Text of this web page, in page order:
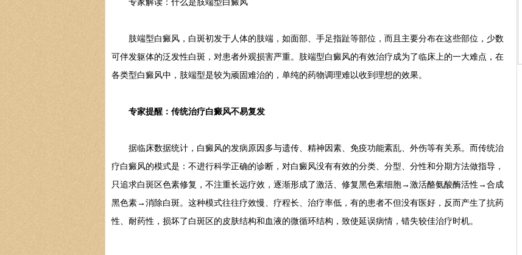
肢端型白癜风，白斑初发于人体的肢端，如面部、手足指趾等部位，而且主要分布在这些部位，少数
可伴发躯体的泛发性白斑，对患者外观损害严重。肢端型白癜风的有效治疗成为了临床上的一大难点，在
各类型白癜风中，肢端型是较为顽固难治的，单纯的药物调理难以收到理想的效果。
专家提醒：传统治疗白癜风不易复发
据临床数据统计，白癜风的发病原因多与遗传、精神因素、免疫功能紊乱、外伤等有关系。而传统治
疗白癜风的模式是：不进行科学正确的诊断，对白癜风没有有效的分类、分型、分性和分期方法做指导，
只追求白斑区色素修复，不注重长远疗效，逐渐形成了激活、修复黑色素细胞→激活酪氨酸酶活性→合成
黑色素→消除白斑。这种模式往往疗效慢、疗程长、治疗率低，有的患者不但没有医好，反而产生了抗药
性、耐药性，损坏了白斑区的皮肤结构和血液的微循环结构，致使延误病情，错失较佳治疗时机。